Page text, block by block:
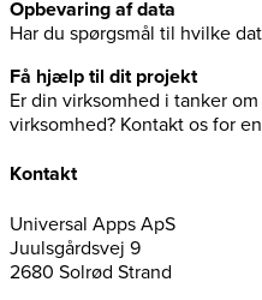
Opbevaring af data
Har du spørgsmål til hvilke
Få hjælp til dit projekt
Er din virksomhed i tanker
virksomhed? Kontakt os for
Kontakt
Universal Apps ApS
Juulsgårdsvej 9
2680 Solrød Strand